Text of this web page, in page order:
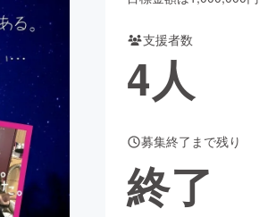
ビューティー・ヘルスケア
CAMPFIRE Creation
ya コミュニティ
支援者数
4人
募集終了まで残り
終了